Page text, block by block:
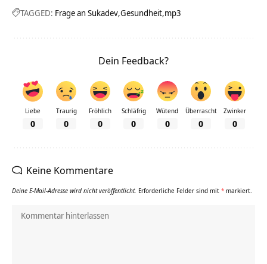
TAGGED: Frage an Sukadev Gesundheit mp3
Dein Feedback?
Liebe
0
Traurig
0
Fröhlich
0
Schläfrig
0
Wütend
0
Überrascht
0
Zwinker
0
Keine Kommentare
Deine E-Mail-Adresse wird nicht veröffentlicht. Erforderliche Felder sind mit * markiert.